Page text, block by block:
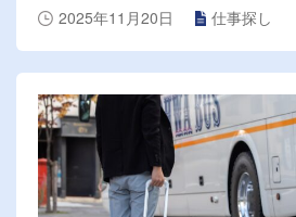
2025年11月20日 仕事探し